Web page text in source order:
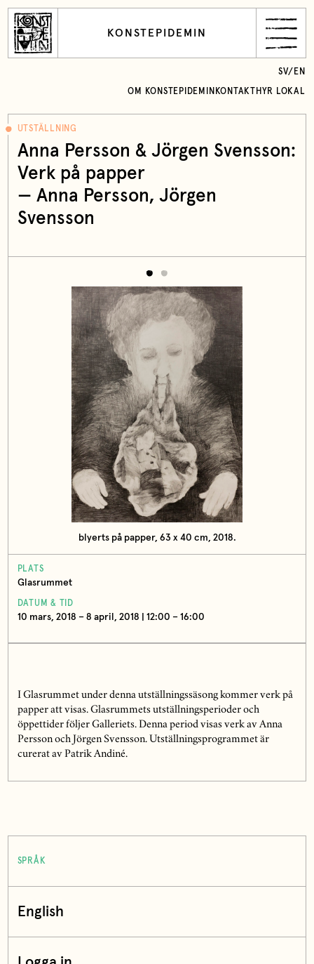
KONSTEPIDEMIN
OM KONSTEPIDEMIN KONTAKT HYR LOKAL
SV/ EN
UTSTÄLLNING
Anna Persson & Jörgen Svensson:
Verk på papper
— Anna Persson, Jörgen
Svensson
blyerts på papper, 63 x 40 cm, 2018.
PLATS
Glasrummet
DATUM & TID
10 mars, 2018 – 8 april, 2018 | 12:00 – 16:00
I Glasrummet under denna utställningssäsong kommer verk på
papper att visas. Glasrummets utställningsperioder och
öppettider följer Galleriets. Denna period visas verk av Anna
Persson och Jörgen Svensson. Utställningsprogrammet är
curerat av Patrik Andiné.
SPRÅK
English